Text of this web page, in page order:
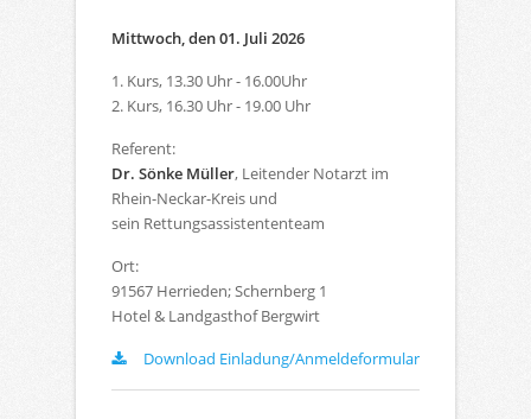
Mittwoch, den 01. Juli 2026
1. Kurs, 13.30 Uhr - 16.00Uhr
2. Kurs, 16.30 Uhr - 19.00 Uhr
Referent:
Dr. Sönke Müller, Leitender Notarzt im
Rhein-Neckar-Kreis und
sein Rettungsassistententeam
Ort:
91567 Herrieden; Schernberg 1
Hotel & Landgasthof Bergwirt
Download Einladung/Anmeldeformular